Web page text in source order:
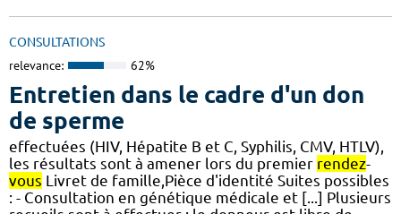
CONSULTATIONS
relevance: 62%
Entretien dans le cadre d'un don
de sperme
effectuées (HIV, Hépatite B et C, Syphilis, CMV, HTLV),
les résultats sont à amener lors du premier rendez-
vous Livret de famille,Pièce d'identité Suites possibles
: - Consultation en génétique médicale et [...] Plusieurs